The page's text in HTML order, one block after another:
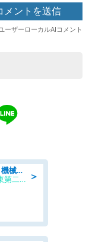
＞
建築用製品の仕込み・充填・検査・機械操作/寮完備/日払い/工場・製造
UTエージェント株式会社AGT南関東第二CU